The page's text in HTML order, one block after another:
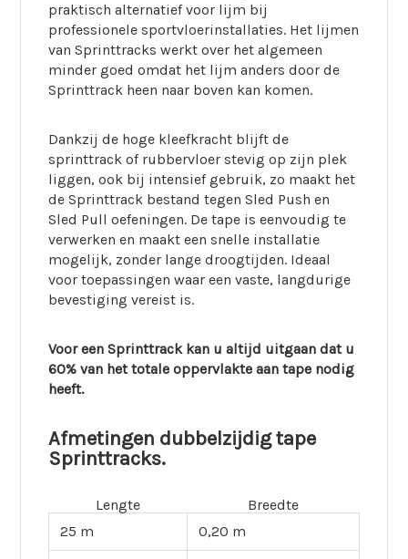
praktisch alternatief voor lijm bij
professionele sportvloerinstallaties. Het lijmen
van Sprinttracks werkt over het algemeen
minder goed omdat het lijm anders door de
Sprinttrack heen naar boven kan komen.
Dankzij de hoge kleefkracht blijft de
sprinttrack of rubbervloer stevig op zijn plek
liggen, ook bij intensief gebruik, zo maakt het
de Sprinttrack bestand tegen Sled Push en
Sled Pull oefeningen. De tape is eenvoudig te
verwerken en maakt een snelle installatie
mogelijk, zonder lange droogtijden. Ideaal
voor toepassingen waar een vaste, langdurige
bevestiging vereist is.
Voor een Sprinttrack kan u altijd uitgaan dat u
60% van het totale oppervlakte aan tape nodig
heeft.
Afmetingen dubbelzijdig tape
Sprinttracks.
Lengte
Breedte
25 m
0,20 m